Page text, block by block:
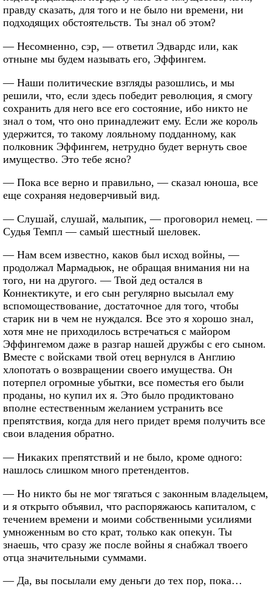
правду сказать, для того и не было ни времени, ни
подходящих обстоятельств. Ты знал об этом?
— Несомненно, сэр, — ответил Эдвардс или, как
отныне мы будем называть его, Эффингем.
— Наши политические взгляды разошлись, и мы
решили, что, если здесь победит революция, я смогу
сохранить для него все его состояние, ибо никто не
знал о том, что оно принадлежит ему. Если же король
удержится, то такому лояльному подданному, как
полковник Эффингем, нетрудно будет вернуть свое
имущество. Это тебе ясно?
— Пока все верно и правильно, — сказал юноша, все
еще сохраняя недоверчивый вид.
— Слушай, слушай, малыпик, — проговорил немец. —
Судья Темпл — самый шестный шеловек.
— Нам всем известно, каков был исход войны, —
продолжал Мармадьюк, не обращая внимания ни на
того, ни на другого. — Твой дед остался в
Коннектикуте, и его сын регулярно высылал ему
вспомоществование, достаточное для того, чтобы
старик ни в чем не нуждался. Все это я хорошо знал,
хотя мне не приходилось встречаться с майором
Эффингемом даже в разгар нашей дружбы с его сыном.
Вместе с войсками твой отец вернулся в Англию
хлопотать о возвращении своего имущества. Он
потерпел огромные убытки, все поместья его были
проданы, но купил их я. Это было продиктовано
вполне естественным желанием устранить все
препятствия, когда для него придет время получить все
свои владения обратно.
— Никаких препятствий и не было, кроме одного:
нашлось слишком много претендентов.
— Но никто бы не мог тягаться с законным владельцем,
и я открыто объявил, что распоряжаюсь капиталом, с
течением времени и моими собственными усилиями
умноженным во сто крат, только как опекун. Ты
знаешь, что сразу же после войны я снабжал твоего
отца значительными суммами.
— Да, вы посылали ему деньги до тех пор, пока…